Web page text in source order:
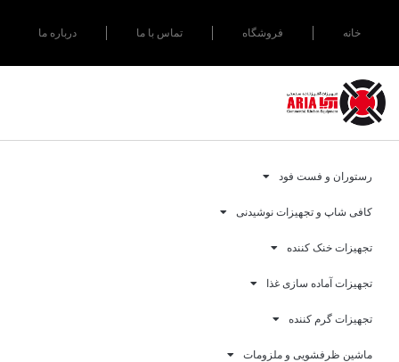
خانه فروشگاه تماس با ما درباره ما
رستوران و فست فود
کافی شاپ و تجهیزات نوشیدنی
تجهیزات خنک کننده
تجهیزات آماده سازی غذا
تجهیزات گرم کننده
ماشین ظرفشویی و ملزومات